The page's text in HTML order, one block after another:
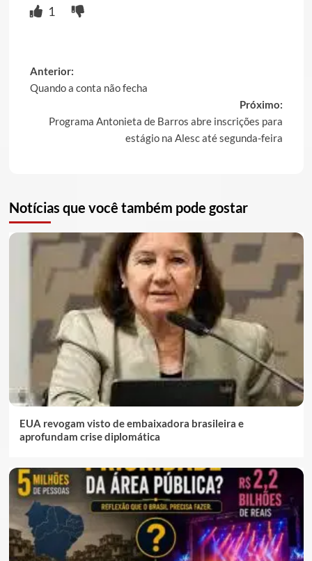
1
Post
navigation
Anterior:
Quando a conta não fecha
Próximo:
Programa Antonieta de Barros abre inscrições para
estágio na Alesc até segunda-feira
Notícias que você também pode gostar
EUA revogam visto de embaixadora brasileira e
aprofundam crise diplomática